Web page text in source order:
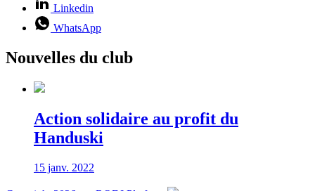
Linkedin
WhatsApp
Nouvelles du club
Action solidaire au profit du
Handuski
15 janv. 2022